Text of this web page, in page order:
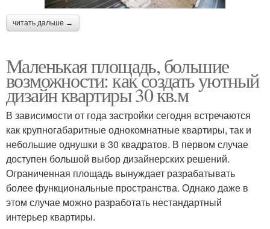
читать дальше →
Маленькая площадь, большие
возможности: как создать уютный
дизайн квартиры 30 кв.м
В зависимости от года застройки сегодня встречаются
как крупногабаритные однокомнатные квартиры, так и
небольшие однушки в 30 квадратов. В первом случае
доступен большой выбор дизайнерских решений.
Ограниченная площадь вынуждает разрабатывать
более функциональные пространства. Однако даже в
этом случае можно разработать нестандартный
интерьер квартиры.